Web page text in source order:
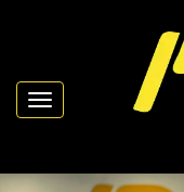
Toggle navigation